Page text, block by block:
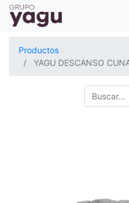
Productos
YAGU DESCANSO